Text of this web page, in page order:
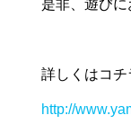
是非、遊び
詳しくはコチ
http://